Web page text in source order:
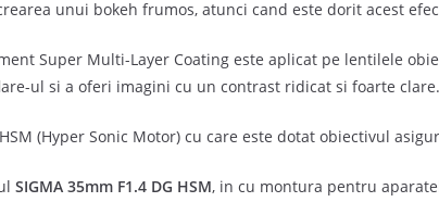
unui bokeh frumos, atunci cand este dorit acest
Super Multi-Layer Coating este aplicat pe lentilele
ul si a oferi imagini cu un contrast ridicat si foarte clare.
(Hyper Sonic Motor) cu care este dotat obiectivul
SIGMA 35mm F1.4 DG HSM, in cu montura pentru